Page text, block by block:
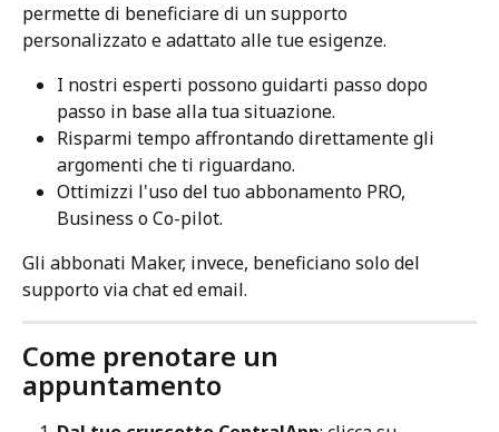
permette di beneficiare di un supporto
personalizzato e adattato alle tue esigenze.
I nostri esperti possono guidarti passo dopo
passo in base alla tua situazione.
Risparmi tempo affrontando direttamente gli
argomenti che ti riguardano.
Ottimizzi l'uso del tuo abbonamento PRO,
Business o Co-pilot.
Gli abbonati Maker, invece, beneficiano solo del
supporto via chat ed email.
Come prenotare un
appuntamento